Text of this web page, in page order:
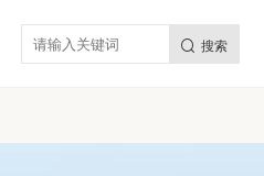
搜索